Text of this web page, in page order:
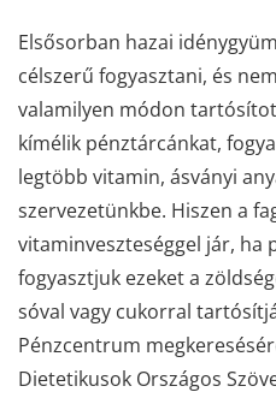
Elsősorban hazai
célszerű fogyasztani, és
valamilyen módon
kímélik pénztárcánkat,
legtöbb vitamin, ásványi
szervezetünkbe. Hiszen a
vitaminveszteséggel jár, ha
fogyasztjuk ezeket a
sóval vagy cukorral
Pénzcentrum
Dietetikusok Országos